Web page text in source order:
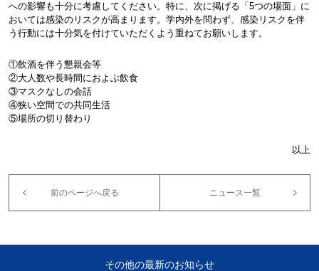
への影響も十分に考慮してください。特に、次に掲げる「5つの場面」に
おいては感染のリスクが高まります。学内外を問わず、感染リスクを伴
う行動には十分気を付けていただくよう重ねてお願いします。
①飲酒を伴う懇親会等
②大人数や長時間におよぶ飲食
③マスクなしの会話
④狭い空間での共同生活
⑤場所の切り替わり
以上
前のページへ戻る ニュース一覧
その他の最新のお知らせ